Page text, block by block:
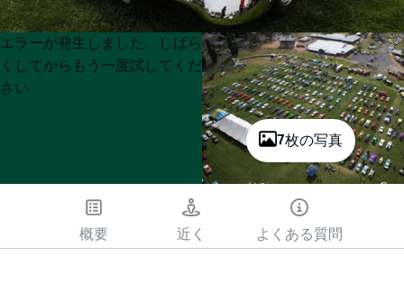
7枚の写真
Product
List
Product
List
エラーが発生しました。しばら
くしてからもう一度試してくだ
さい
概要 近く よくある質問